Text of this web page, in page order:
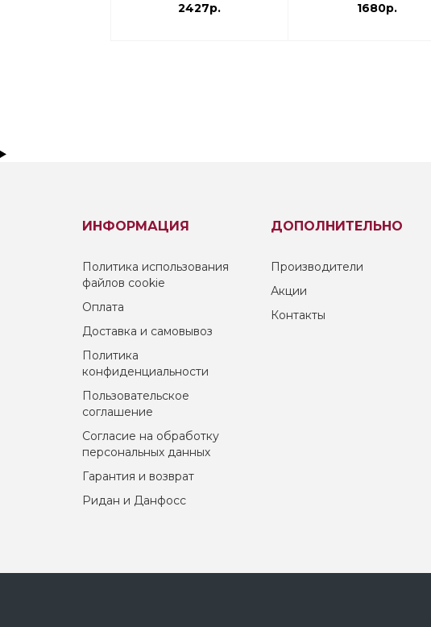
2427р. 1680р.
ИНФОРМАЦИЯ
Политика использования
файлов cookie
Оплата
Доставка и самовывоз
Политика
конфиденциальности
Пользовательское
соглашение
Согласие на обработку
персональных данных
Гарантия и возврат
Ридан и Данфосс
ДОПОЛНИТЕЛЬНО
Производители
Акции
Контакты